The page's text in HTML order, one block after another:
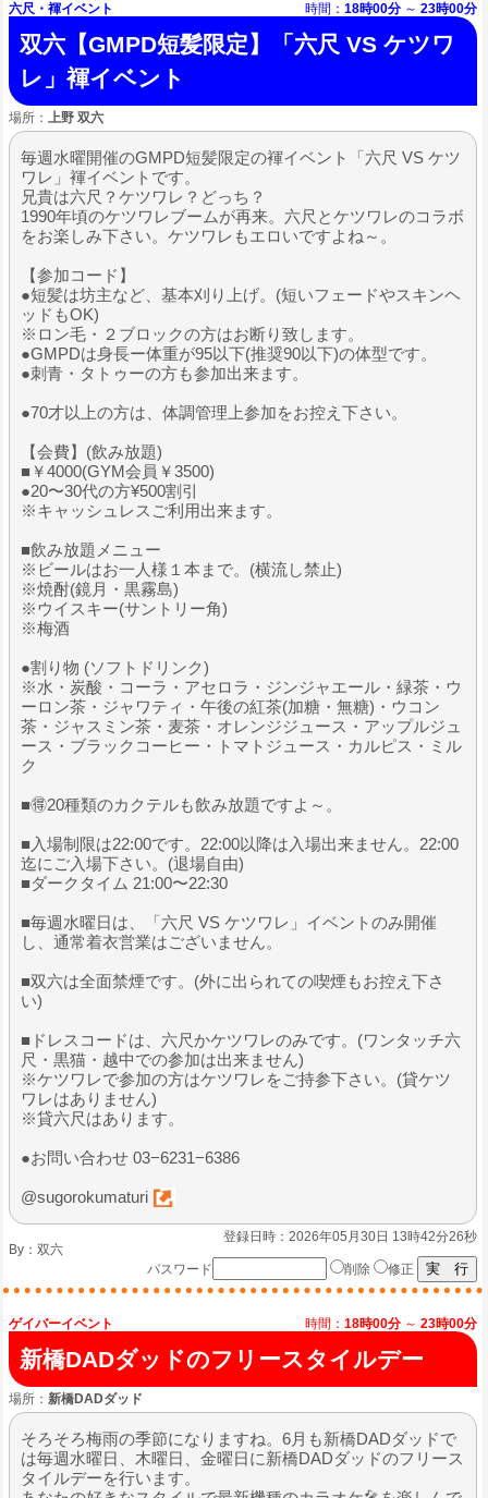
六尺・褌イベント 時間： 18時00分 ～ 23時00分
双六【GMPD短髪限定】「六尺 VS ケツワ
レ」褌イベント
場所： 上野 双六
毎週水曜開催のGMPD短髪限定の褌イベント「六尺 VS ケツ
ワレ」褌イベントです。
兄貴は六尺？ケツワレ？どっち？
1990年頃のケツワレブームが再来。六尺とケツワレのコラボ
をお楽しみ下さい。ケツワレもエロいですよね～。
【参加コード】
●短髪は坊主など、基本刈り上げ。(短いフェードやスキンヘ
ッドもOK)
※ロン毛・２ブロックの方はお断り致します。
●GMPDは身長ー体重が95以下(推奨90以下)の体型です。
●刺青・タトゥーの方も参加出来ます。
●70才以上の方は、体調管理上参加をお控え下さい。
【会費】(飲み放題)
■￥4000(GYM会員￥3500)
●20〜30代の方¥500割引
※キャッシュレスご利用出来ます。
■飲み放題メニュー
※ビールはお一人様１本まで。(横流し禁止)
※焼酎(鏡月・黒霧島)
※ウイスキー(サントリー角)
※梅酒
●割り物 (ソフトドリンク)
※水・炭酸・コーラ・アセロラ・ジンジャエール・緑茶・ウ
ーロン茶・ジャワティ・午後の紅茶(加糖・無糖)・ウコン
茶・ジャスミン茶・麦茶・オレンジジュース・アップルジュ
ース・ブラックコーヒー・トマトジュース・カルピス・ミル
ク
■🉐20種類のカクテルも飲み放題ですよ～。
■入場制限は22:00です。22:00以降は入場出来ません。22:00
迄にご入場下さい。(退場自由)
■ダークタイム 21:00〜22:30
■毎週水曜日は、「六尺 VS ケツワレ」イベントのみ開催
し、通常着衣営業はございません。
■双六は全面禁煙です。(外に出られての喫煙もお控え下さ
い)
■ドレスコードは、六尺かケツワレのみです。(ワンタッチ六
尺・黒猫・越中での参加は出来ません)
※ケツワレで参加の方はケツワレをご持参下さい。(貸ケツ
ワレはありません)
※貸六尺はあります。
●お問い合わせ 03−6231−6386
@sugorokumaturi
登録日時：2026年05月30日 13時42分26秒
By： 双六
パスワード
削除 修正
ゲイバーイベント 時間： 18時00分 ～ 23時00分
新橋DADダッドのフリースタイルデー
場所： 新橋DADダッド
そろそろ梅雨の季節になりますね。6月も新橋DADダッドで
は毎週水曜日、木曜日、金曜日に新橋DADダッドのフリース
タイルデーを行います。